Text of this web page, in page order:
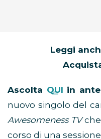
Leggi
Ascolta QUI in
nuovo singolo del
Awesomeness TV
corso di una